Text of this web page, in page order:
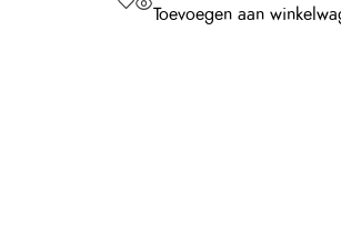
Toevoegen aan